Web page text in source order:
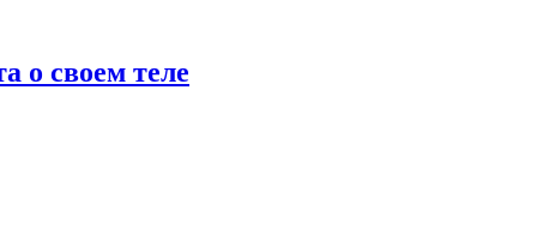
о своем теле